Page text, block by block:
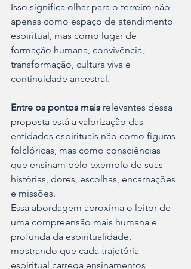
Isso significa olhar para o terreiro não
apenas como espaço de atendimento
espiritual, mas como lugar de
formação humana, convivência,
transformação, cultura viva e
continuidade ancestral.
Entre os pontos mais relevantes dessa
proposta está a valorização das
entidades espirituais não como figuras
folclóricas, mas como consciências
que ensinam pelo exemplo de suas
histórias, dores, escolhas, encarnações
e missões.
Essa abordagem aproxima o leitor de
uma compreensão mais humana e
profunda da espiritualidade,
mostrando que cada trajetória
espiritual carrega ensinamentos